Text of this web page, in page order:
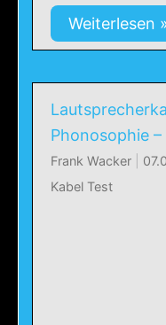
Weiterlesen
Phonosophie –
Frank Wacker
Kabel Test